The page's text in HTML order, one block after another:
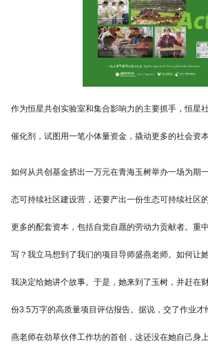
作为恒星共创实验室和集合影响力的主要抓手，恒星
催化剂，试图用一笔小体量资金，撬动更多的社会资
如何从共创基金挤出一万元在青海玉树举办一场为期
态可持续社区建设营，还要产出一份生态可持续社区
更多的配套资本，包括自觉自愿的劳动力贡献者。重
写？我立马想到了我们的项目导师盛燕老师。如何让
我决定给她讲个故事。于是，她来到了玉树，并赶在
份3.5万字的高质量项目评估报告。据说，交了作业才
燕老师在劲草伙伴工作坊的首创，这还没在她自己身上